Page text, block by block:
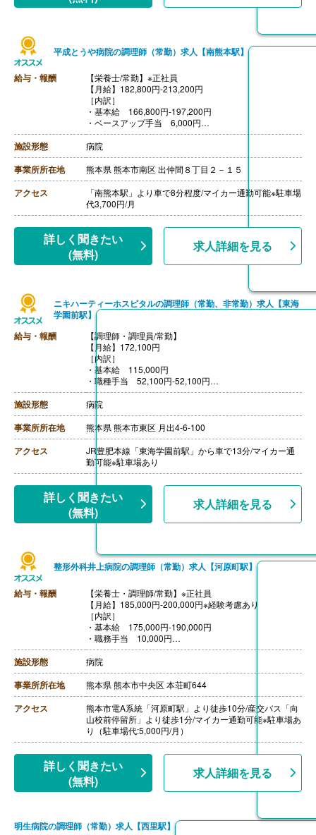
平成とうや病院の調理師（常勤）求人【南熊本駅】
給与・報酬
【栄養士/常勤】※正社員
【月給】182,800円-213,200円
［内訳］
・基本給 166,800円-197,200円
・ベースアップ手当 6,000円
［その他手当］
・住宅手当 5,000円（世帯主のみ支給）
・早出手当 1,000円/回(6:30-15:15)
・資格手当 10,000円/月※栄養士
【賞与】年2回（計3.1ヶ月分）※前年度実績
【昇給】あり
【退職金】あり※勤続3年以上------
【調理師・調理員/常勤】※正社員
［内訳］
・基本給 166,800円-179,000円
・ベースアップ手当 6,000円
［その他手当］
・資格手当 3,000円/月※調理師
【賞与】年2回（計3.1ヶ月分）※前年度実績
【退職金】あり※勤続3年以上
施設形態 病院
事業所所在地 熊本県 熊本市南区 出仲間８丁目２－１５
アクセス
「南熊本駅」より車で8分程度/マイカー通勤可能※駐車場
代3,700円/月
詳しく聞きたい
(無料)
求人詳細を見る
ニキハーティーホスピタルの調理師（常勤、非常勤）求人【東海
学園前駅】
給与・報酬
【調理師・調理員/常勤】
【月給】172,100円
［内訳］
・基本給 115,000円
・職種手当 52,100円-52,100円
・調整手当 5,000円-5,100円
［その他手当］
・早出手当 16,000円/月 ※月8回程度
・資格手当（調理師） 5,000円
【賞与】なし
【通勤手当】あり（上限16,800円/月）
【昇給】なし
【退職金】なし
施設形態 病院
事業所所在地 熊本県 熊本市東区 月出4-6-100
アクセス
JR豊肥本線「東海学園前駅」から車で13分/マイカー通
勤可能※駐車場あり
詳しく聞きたい
(無料)
求人詳細を見る
整形外科井上病院の調理師（常勤）求人【河原町駅】
給与・報酬
【栄養士・調理師/常勤】※正社員
【月給】185,000円-200,000円※経験考慮あり
［内訳］
・基本給 175,000円-190,000円
・職務手当 10,000円
［その他手当］
・皆勤手当 5,000円
・住宅手当 10,000円※本人が世帯主で賃貸の場合のみ
・早出手当 500円/回
【賞与】年2回（計3.00ヶ月分）※前年度実績
【通勤手当】あり（上限9,000円/月）
【昇給】年1回（1月あたり0円-3,000円）※前年度実績
【退職金】あり※勤続3年以上
施設形態 病院
事業所所在地 熊本県 熊本市中央区 本荘町644
アクセス
熊本市電A系統「河原町駅」より徒歩10分/産交バス「向
山校前停留所」より徒歩1分/マイカー通勤可能※駐車場あ
り（駐車場代:5,000円/月）
詳しく聞きたい
(無料)
求人詳細を見る
明生病院の調理師（常勤）求人【西里駅】